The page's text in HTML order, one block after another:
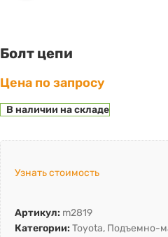
Болт цепи
Цена по запросу
В наличии на складе
Узнать стоимость
Артикул: m2819
Категории: Toyota, Подъемно-